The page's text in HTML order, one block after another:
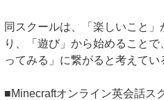
同スクールは、「楽しいこと
り、「遊び」から始めること
ってみる」に繋がると考えてい
■Minecraftオンライン英会話ス